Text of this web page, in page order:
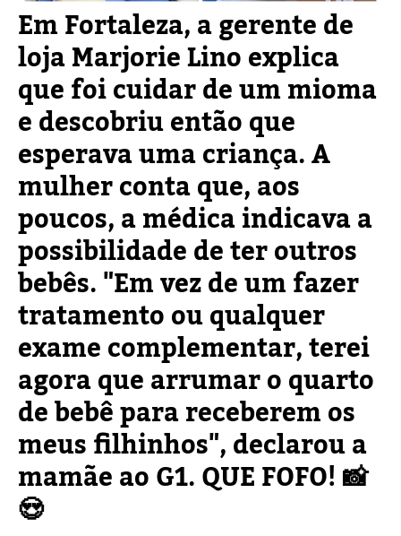
Em Fortaleza, a gerente de
loja Marjorie Lino explica
que foi cuidar de um mioma
e descobriu então que
esperava uma criança. A
mulher conta que, aos
poucos, a médica indicava a
possibilidade de ter outros
bebês. "Em vez de um fazer
tratamento ou qualquer
exame complementar, terei
agora que arrumar o quarto
de bebê para receberem os
meus filhinhos", declarou a
mamãe ao G1. QUE FOFO! 📸
😍